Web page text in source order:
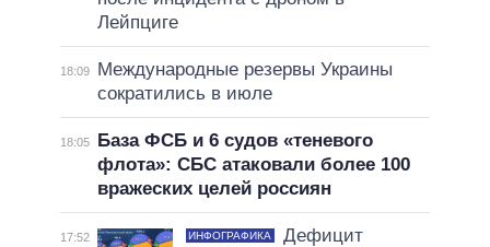
Лейпциге
18:09
Международные резервы Украины
сократились в июле
18:05
База ФСБ и 6 судов «теневого
флота»: СБС атаковали более 100
вражеских целей россиян
17:52 ИНФОГРАФИКА
Дефицит